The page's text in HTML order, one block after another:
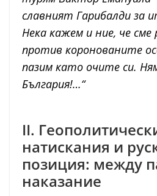
славният Гарибалди за
Нека кажем и ние, че сме
против коронованите
пазим като очите си.
България!…“
II.
натискания и
позиция: между
наказание